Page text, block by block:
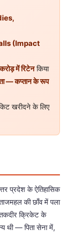
(Impact
में रिटेनकिया
— कप्तान के रूप
खरीदने के लिए
प्रदेश के ऐतिहासिक
की छाँव में पला
तकदीर क्रिकेट के
थी — पिता सेना में,